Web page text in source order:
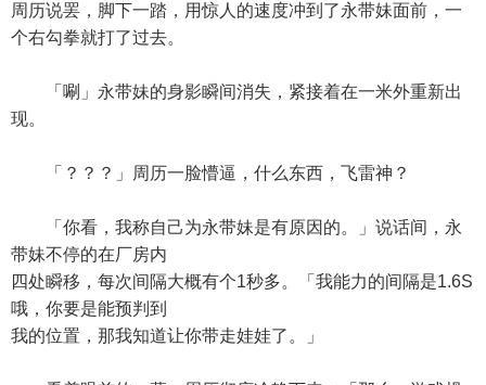
周历说罢，脚下一踏，用惊人的速度冲到了永带妹面前，一
个右勾拳就打了过去。
「唰」永带妹的身影瞬间消失，紧接着在一米外重新出
现。
「？？？」周历一脸懵逼，什么东西，飞雷神？
「你看，我称自己为永带妹是有原因的。」说话间，永
带妹不停的在厂房内
四处瞬移，每次间隔大概有个1秒多。「我能力的间隔是1.6S
哦，你要是能预判到
我的位置，那我知道让你带走娃娃了。」